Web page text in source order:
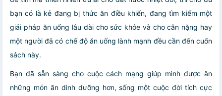
bạn có là kẻ đang bị thức ăn điều khiển, đang tìm kiếm một
giải pháp ăn uống lâu dài cho sức khỏe và cho cân nặng hay
một người đã có chế độ ăn uống lành mạnh đều cần đến cuốn
sách này.
Bạn đã sẵn sàng cho cuộc cách mạng giúp mình được ăn
những món ăn dinh dưỡng hơn, sống một cuộc đời tích cực